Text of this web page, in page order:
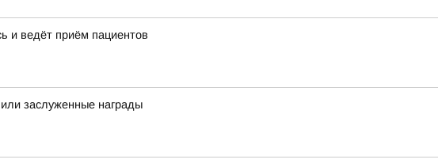
и ведёт приём пациентов
заслуженные награды